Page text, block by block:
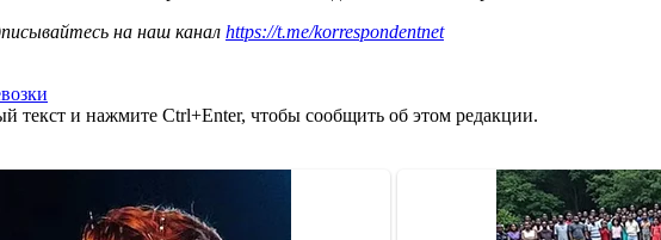
на наш канал https://t.me/korrespondentnet
текст и нажмите Ctrl+Enter, чтобы сообщить об этом редакции.